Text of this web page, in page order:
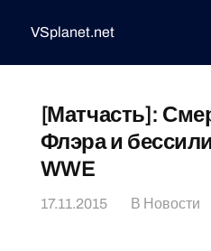
VSplanet.net
[Матчасть]:
Флэра и
WWE
17.11.2015 В Новости